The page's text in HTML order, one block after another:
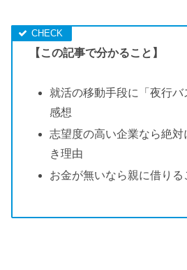
【この記事で分かること】
就活の移動手段に「夜行バ
感想
志望度の高い企業なら絶
き理由
お金が無いなら親に借りる